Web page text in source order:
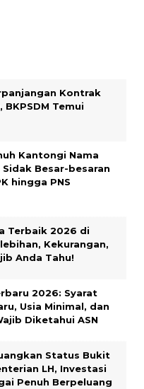
Kontrak
BKPSDM Temui
Kantongi Nama
Sidak Besar-besaran
hingga PNS
Terbaik 2026 di
Kekurangan,
Anda Tahu!
2026: Syarat
Usia Minimal, dan
Diketahui ASN
Status Bukit
LH, Investasi
Penuh Berpeluang